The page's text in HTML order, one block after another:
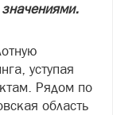
уступая
Рядом по
область